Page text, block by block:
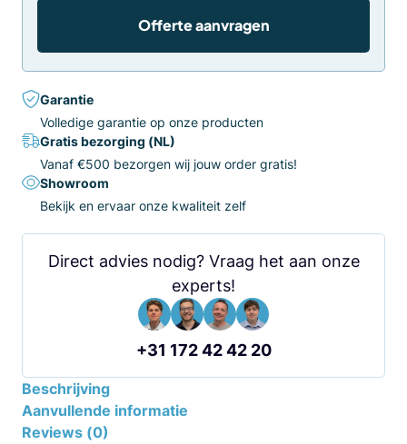
Offerte aanvragen
Garantie
Volledige garantie op onze producten
Gratis bezorging (NL)
Vanaf €500 bezorgen wij jouw order gratis!
Showroom
Bekijk en ervaar onze kwaliteit zelf
Direct advies nodig? Vraag het aan onze
experts!
+31 172 42 42 20
Beschrijving
Aanvullende informatie
Reviews (0)